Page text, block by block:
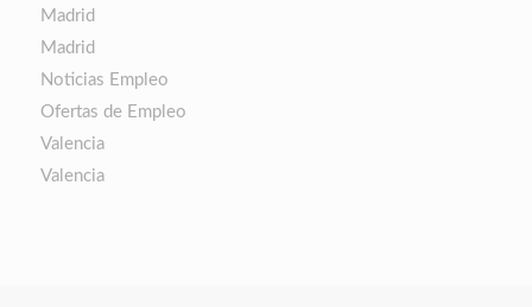
Madrid
Madrid
Noticias Empleo
Ofertas de Empleo
Valencia
Valencia